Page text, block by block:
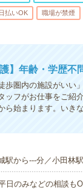
払いOK 職場が禁煙
】年齢・学歴
圏内の施設がいい
ッフがお仕事をご
ら始まります。いき
駅から---分／小田林
日のみなどの相談も